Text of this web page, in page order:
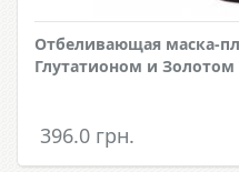
Отбеливающая маска-
Глутатионом и Золотом
396.0 грн.